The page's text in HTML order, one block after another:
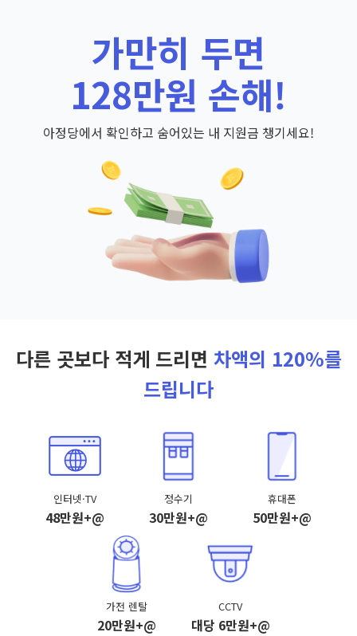
가만히 두면
128만원 손해!
아정당에서 확인하고 숨어있는 내 지원금 챙기세요!
다른 곳보다 적게 드리면 차액의 120%를
드립니다
인터넷·TV
48만원+@
정수기
30만원+@
휴대폰
50만원+@
가전 렌탈
20만원+@
CCTV
대당 6만원+@